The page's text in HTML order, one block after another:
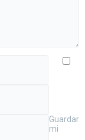
Guardar
mi